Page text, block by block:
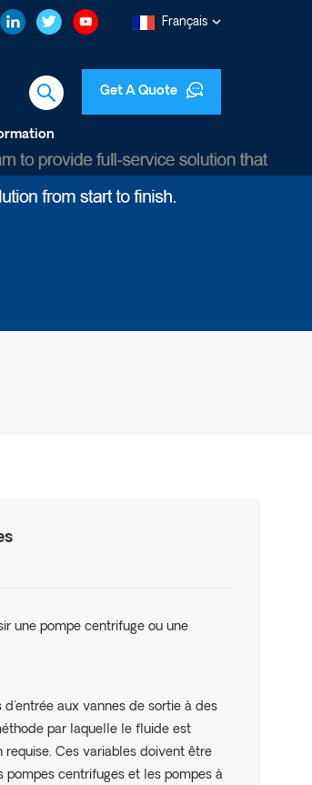
Français
Get A Quote
une pompe centrifuge ou une
aux vannes de sortie à des
par laquelle le fluide est
Ces variables doivent être
pompes centrifuges et les pompes à